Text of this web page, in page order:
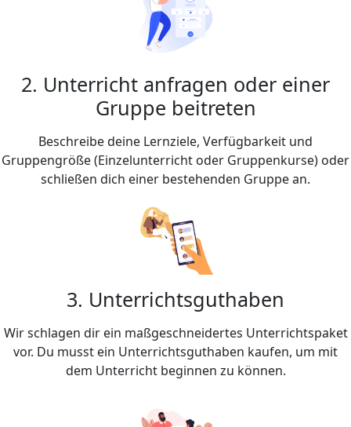
2. Unterricht anfragen oder einer
Gruppe beitreten
Beschreibe deine Lernziele, Verfügbarkeit und
Gruppengröße (Einzelunterricht oder Gruppenkurse) oder
schließen dich einer bestehenden Gruppe an.
3. Unterrichtsguthaben
Wir schlagen dir ein maßgeschneidertes Unterrichtspaket
vor. Du musst ein Unterrichtsguthaben kaufen, um mit
dem Unterricht beginnen zu können.